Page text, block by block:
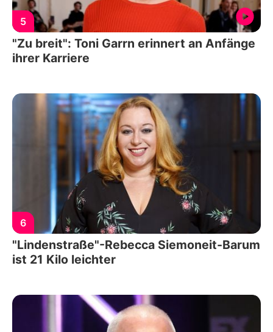
5
"Zu breit": Toni Garrn erinnert an Anfänge
ihrer Karriere
6
"Lindenstraße"-Rebecca Siemoneit-Barum
ist 21 Kilo leichter